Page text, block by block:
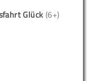
Glück (6+)